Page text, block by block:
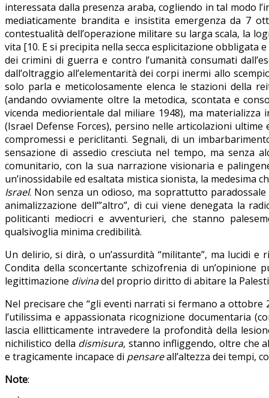
interessata dalla presenza araba, cogliendo in tal modo
mediaticamente brandita e insistita emergenza da 7
contestualità dell’operazione militare su larga scala, la
vita [10. E si precipita nella secca esplicitazione
dei crimini di guerra e contro l’umanità consumati
dall’oltraggio all’elementarità dei corpi inermi allo
solo parla e meticolosamente elenca le stazioni della
(andando ovviamente oltre la metodica, scontata e
vicenda mediorientale dal miliare 1948), ma
(Israel Defense Forces), persino nelle articolazioni
compromessi e periclitanti. Segnali, di un
sensazione di assedio cresciuta nel tempo, ma senza
comunitario, con la sua narrazione visionaria e
un’inossidabile ed esaltata mistica sionista, la medesima
Israel. Non senza un odioso, ma soprattutto
animalizzazione dell’”altro”, di cui viene denegata la
politicanti mediocri e avventurieri, che stanno
qualsivoglia minima credibilità.
Un delirio, si dirà, o un’assurdità “militante”, ma lucidi e
Condita della sconcertante schizofrenia di un’opinione
legittimazione divinadel proprio diritto di abitare la
Nel precisare che “gli eventi narrati si fermano a ottobre
l’utilissima e appassionata ricognizione documentaria
lascia ellitticamente intravedere la profondità della
nichilistico della dismisura, stanno infliggendo, oltre che
e tragicamente incapace di pensareall’altezza dei tempi,
Note: